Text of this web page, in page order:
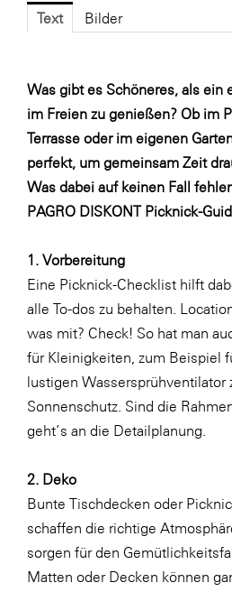
Essity
foodaffairs
Fressnapf
FRoSTA
FV Energierohstoff &
Gas Connect Austria
GBV - Verband
Getzner Werkstoffe
Heimat Österreich
JELD-WEN DANA
LAT Nitrogen
Libro
Text Bilder
Was gibt es Schöneres, als ein
im Freien zu genießen? Ob im
Terrasse oder im eigenen
perfekt, um gemeinsam Zeit
Was dabei auf keinen Fall
PAGRO DISKONT Picknick-
1. Vorbereitung
Eine Picknick-Checklist hilft
alle To-dos zu behalten.
was mit? Check! So hat man
für Kleinigkeiten, zum Beispiel
lustigen Wassersprühventilator
Sonnenschutz. Sind die
geht’s an die Detailplanung.
2. Deko
Bunte Tischdecken oder
schaffen die richtige
sorgen für den
Matten oder Decken können